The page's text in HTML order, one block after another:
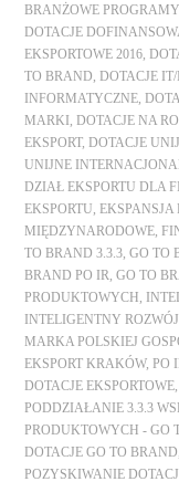
BRANŻOWE PROGRAMY
DOTACJE
EKSPORTOWE 2016 ,
TO BRAND ,DOTACJE IT/
INFORMATYCZNE ,
MARKI
,DOTACJE NA
EKSPORT,DOTACJE
UNIJNE
DZIAŁ EKSPORTU DLA
EKSPORTU ,EKSPANSJA
MIĘDZYNARODOWE ,
TO BRAND 3.3.3 ,GO TO
BRAND PO IR ,GO TO
PRODUKTOWYCH
INTELIGENTNY
MARKA POLSKIEJ
EKSPORT KRAKÓW,PO
DOTACJE EKSPORTOWE
PODDZIAŁANIE 3.3.3
PRODUKTOWYCH - GO
DOTACJE GO TO BRAND
POZYSKIWANIE